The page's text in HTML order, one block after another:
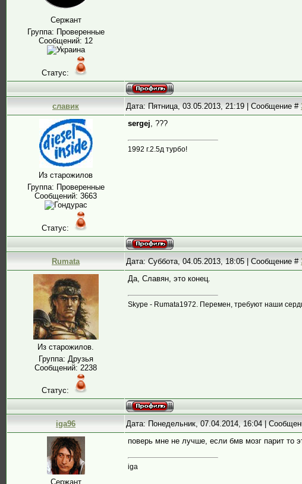
Сержант
Группа: Проверенные
Сообщений: 12
Статус:
славик Дата: Пятница, 03.05.2013, 21:19 | Сообщение #
Из старожилов
Группа: Проверенные
Сообщений: 3663
Статус:
sergej, ???
1992 г.2.5д турбо!
Rumata Дата: Суббота, 04.05.2013, 18:05 | Сообщение #
Из старожилов.
Группа: Друзья
Сообщений: 2238
Статус:
Да, Славян, это конец.
Skype - Rumata1972. Перемен, требуют наши
iga96 Дата: Понедельник, 07.04.2014, 16:04 |
Сержант
поверь мне не лучше, если бмв мозг парит то
iga